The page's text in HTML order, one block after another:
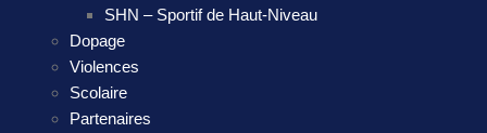
SHN – Sportif de Haut-Niveau
Dopage
Violences
Scolaire
Partenaires